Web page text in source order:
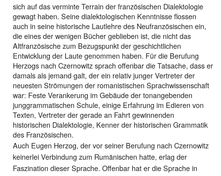
sich auf das verminte Terrain der französischen Dialektologie
gewagt haben. Seine dialektologischen Kenntnisse flossen
auch in seine historische Lautlehre des Neufranzösischen ein,
die eines der wenigen Bücher geblieben ist, die nicht das
Altfranzösische zum Bezugspunkt der geschichtlichen
Entwicklung der Laute genommen haben. Für die Berufung
Herzogs nach Czernowitz sprach offenbar die Tatsache, dass er
damals als jemand galt, der ein relativ junger Vertreter der
neuesten Strömungen der romanistischen Sprachwissenschaft
war: Feste Verankerung im Gebäude der tonangebenden
junggrammatischen Schule, einige Erfahrung im Edieren von
Texten, Vertreter der gerade an Fahrt gewinnenden
historischen Dialektologie, Kenner der historischen Grammatik
des Französischen.
Auch Eugen Herzog, der vor seiner Berufung nach Czernowitz
keinerlei Verbindung zum Rumänischen hatte, erlag der
Faszination dieser Sprache. Offenbar hat er die Sprache in